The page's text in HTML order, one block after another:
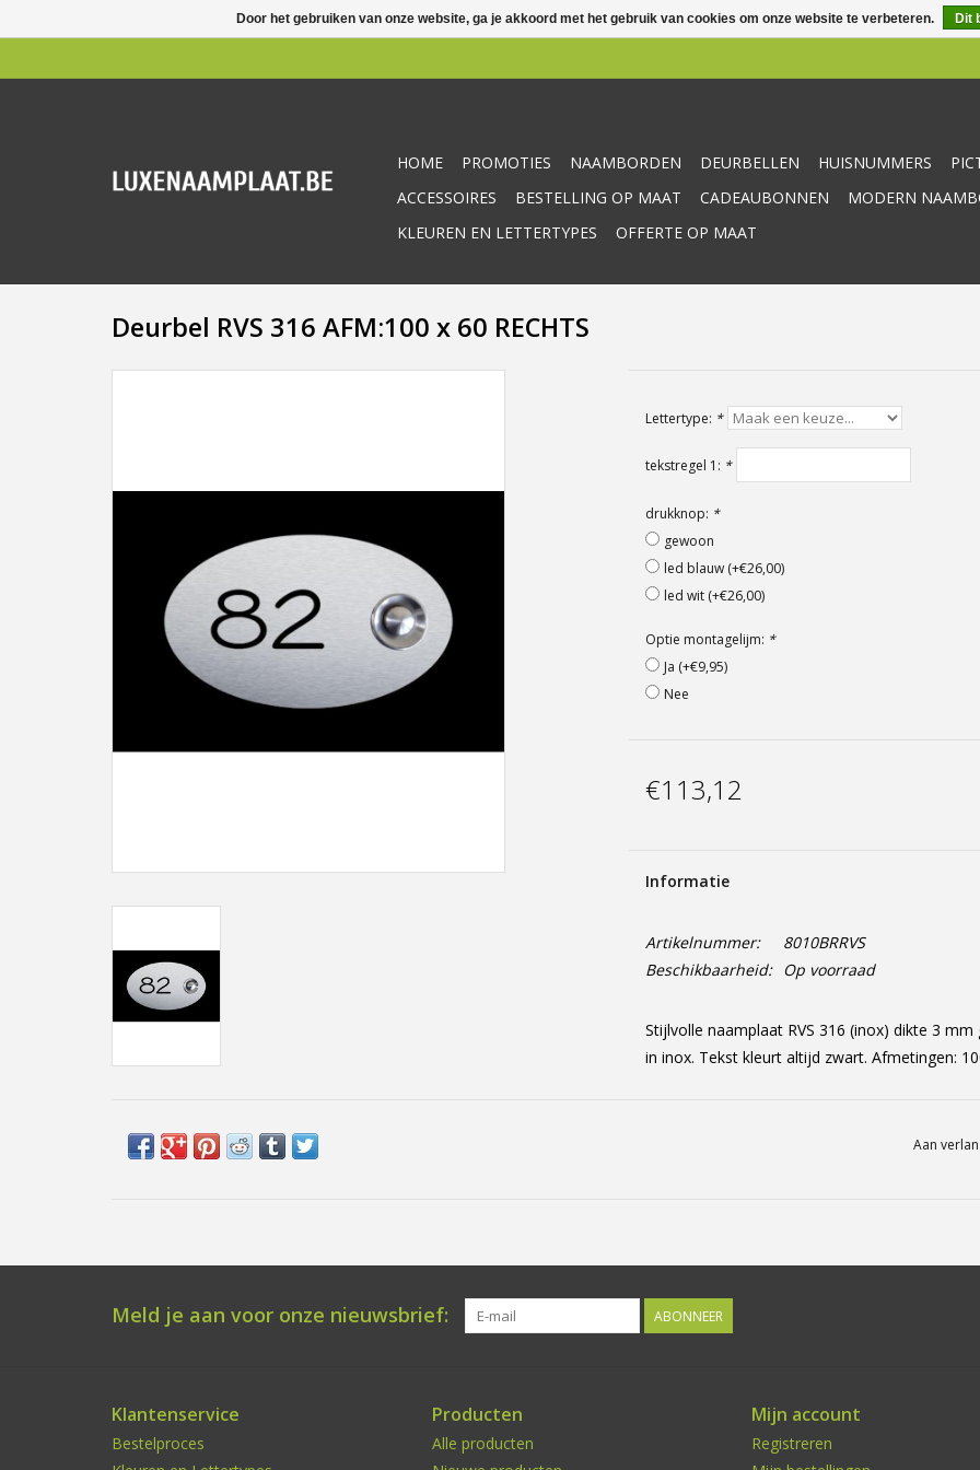
HOME PROMOTIES NAAMBORDEN DEURBELLEN HUISNUMMERS
ACCESSOIRES
BESTELLING OP MAAT CADEAUBONNEN MODERN
KLEUREN EN LETTERTYPES
OFFERTE OP MAAT
Deurbel RVS 316 AFM:100 x 60 RECHTS
Lettertype: *
tekstregel 1: *
drukknop: *
gewoon
led blauw (+€26,00)
led wit (+€26,00)
Optie montagelijm: *
Ja (+€9,95)
Nee
€113,12
Informatie
Artikelnummer:
8010BRRVS
Beschikbaarheid:
Op voorraad
Stijlvolle naamplaat RVS 316 (inox) dikte 3
in inox. Tekst kleurt altijd zwart. Afmetingen:
Aan
Meld je aan voor onze nieuwsbrief: ABONNEER
Klantenservice
Bestelproces
Producten
Alle producten
Mijn account
Registreren
Door het gebruiken van onze website, ga je akkoord met het gebruik van cookies om onze website te verbeteren. Dit